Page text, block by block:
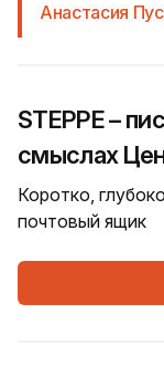
Анастасия
STEPPE –
смыслах
Коротко,
почтовый ящик